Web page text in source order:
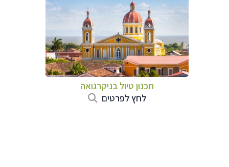
תכנון טיול בניקרגואה
לחץ לפרטים